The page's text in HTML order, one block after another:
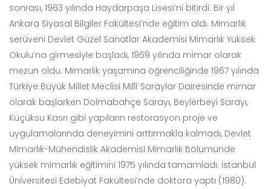
sonrası, 1963 yılında Haydarpaşa Lisesi’ni bitirdi. Bir yıl
Ankara Siyasal Bilgiler Fakültesi’nde eğitim aldı. Mimarlık
serüveni Devlet Güzel Sanatlar Akademisi Mimarlık Yüksek
Okulu’na girmesiyle başladı, 1969 yılında mimar olarak
mezun oldu. Mimarlık yaşamına öğrenciliğinde 1967 yılında
Türkiye Büyük Millet Meclisi Millî Saraylar Dairesinde mimar
olarak başlarken Dolmabahçe Sarayı, Beylerbeyi Sarayı,
Küçüksu Kasrı gibi yapıların restorasyon proje ve
uygulamalarında deneyimini arttırmakla kalmadı, Devlet
Mimarlık-Mühendislik Akademisi Mimarlık Bölümünde
yüksek mimarlık eğitimini 1975 yılında tamamladı. İstanbul
Üniversitesi Edebiyat Fakültesi’nde doktora yaptı (1980).